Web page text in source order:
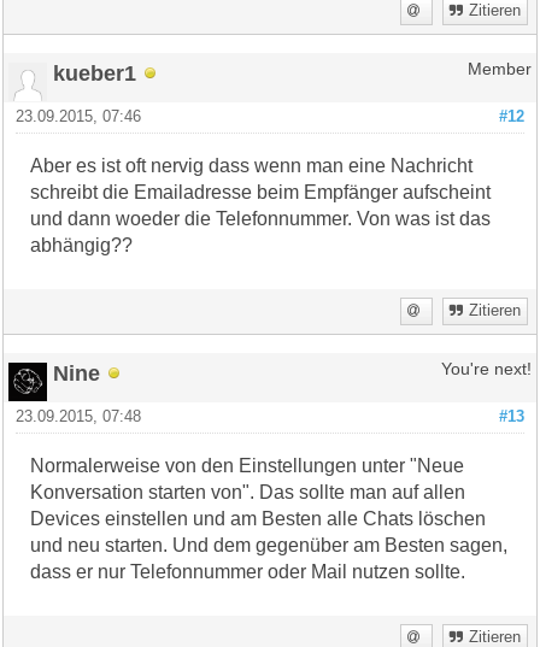
Zitieren
kueber1 Member
#12
23.09.2015, 07:46
Aber es ist oft nervig dass wenn man eine Nachricht
schreibt die Emailadresse beim Empfänger aufscheint
und dann woeder die Telefonnummer. Von was ist das
abhängig??
Zitieren
Nine You're next!
#13
23.09.2015, 07:48
Normalerweise von den Einstellungen unter "Neue
Konversation starten von". Das sollte man auf allen
Devices einstellen und am Besten alle Chats löschen
und neu starten. Und dem gegenüber am Besten sagen,
dass er nur Telefonnummer oder Mail nutzen sollte.
Zitieren